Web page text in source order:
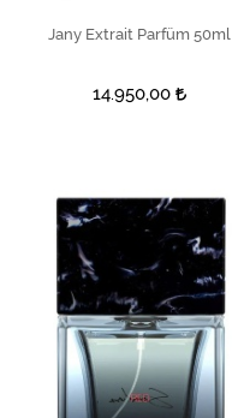
SEPETE EKLE
Jany Extrait Parfüm 50ml
14.950,00